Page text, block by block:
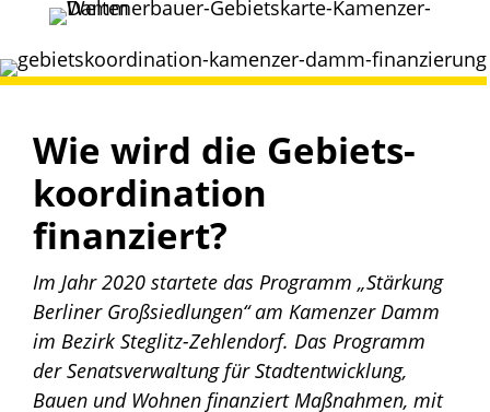
Wie wird die Gebiets­
koordination
finanziert?
Im Jahr 2020 startete das Programm „Stärkung
Berliner Großsiedlungen“am Kamenzer Damm
im Bezirk Steglitz-Zehlendorf. Das Programm
der Senatsverwaltung für Stadtentwicklung,
Bauen und Wohnen finanziert Maßnahmen, mit